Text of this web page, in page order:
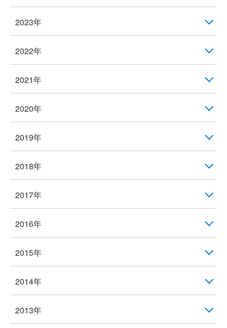
2023年
2022年
2021年
2020年
2019年
2018年
2017年
2016年
2015年
2014年
2013年